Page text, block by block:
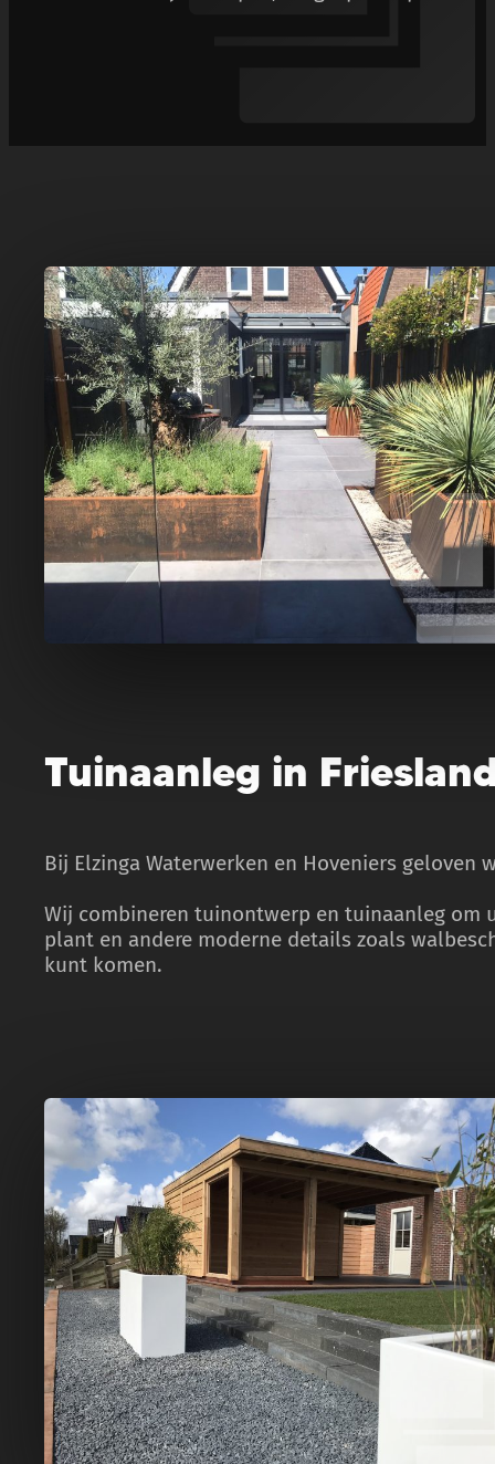
Tuinaanleg in
Bij Elzinga Waterwerken en Hoveniers
Wij combineren tuinontwerp en tuinaanleg om
plant en andere moderne details zoals
kunt komen.